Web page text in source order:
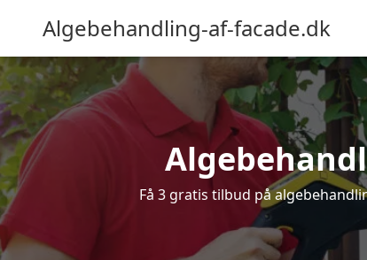
Algebehandling-af-facade.dk
Få 3 gratis tilbud på